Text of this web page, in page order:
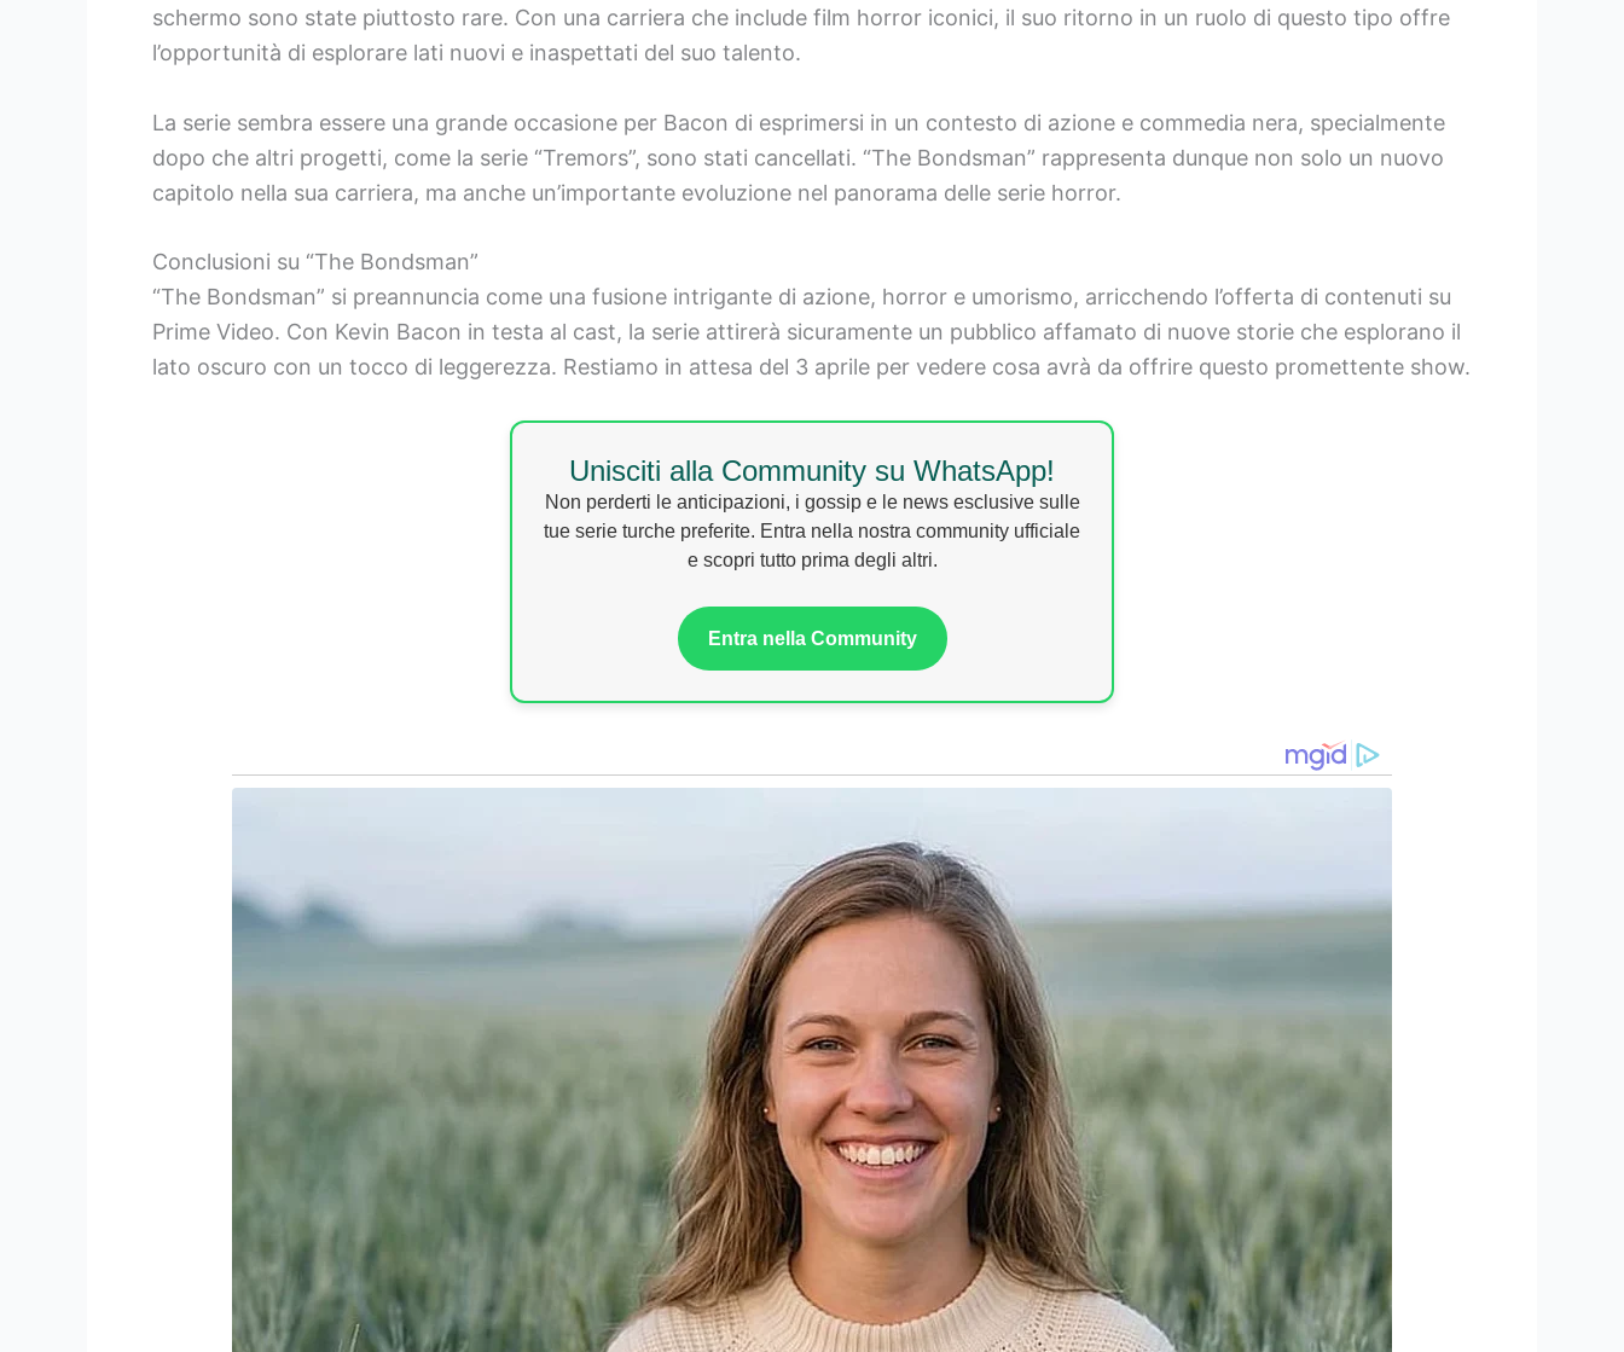
schermo sono state piuttosto rare. Con una carriera che include film horror iconici, il suo ritorno in un ruolo di questo tipo offre
l’opportunità di esplorare lati nuovi e inaspettati del suo talento.
La serie sembra essere una grande occasione per Bacon di esprimersi in un contesto di azione e commedia nera, specialmente
dopo che altri progetti, come la serie “Tremors”, sono stati cancellati. “The Bondsman” rappresenta dunque non solo un nuovo
capitolo nella sua carriera, ma anche un’importante evoluzione nel panorama delle serie horror.
Conclusioni su “The Bondsman”
“The Bondsman” si preannuncia come una fusione intrigante di azione, horror e umorismo, arricchendo l’offerta di contenuti su
Prime Video. Con Kevin Bacon in testa al cast, la serie attirerà sicuramente un pubblico affamato di nuove storie che esplorano il
lato oscuro con un tocco di leggerezza. Restiamo in attesa del 3 aprile per vedere cosa avrà da offrire questo promettente show.
Unisciti alla Community su WhatsApp!
Non perderti le anticipazioni, i gossip e le news esclusive sulle
tue serie turche preferite. Entra nella nostra community ufficiale
e scopri tutto prima degli altri.
Entra nella Community